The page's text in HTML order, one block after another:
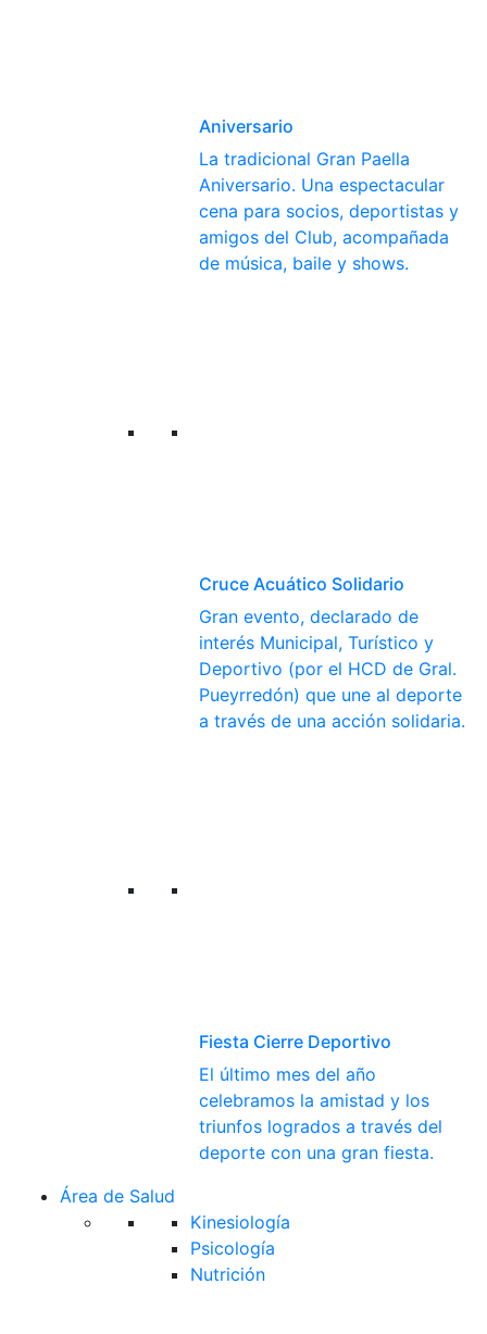
Aniversario
La tradicional Gran Paella
Aniversario. Una espectacular
cena para socios, deportistas y
amigos del Club, acompañada
de música, baile y shows.
Cruce Acuático Solidario
Gran evento, declarado de
interés Municipal, Turístico y
Deportivo (por el HCD de Gral.
Pueyrredón) que une al deporte
a través de una acción solidaria.
Fiesta Cierre Deportivo
El último mes del año
celebramos la amistad y los
triunfos logrados a través del
deporte con una gran fiesta.
Área de Salud
Kinesiología
Psicología
Nutrición